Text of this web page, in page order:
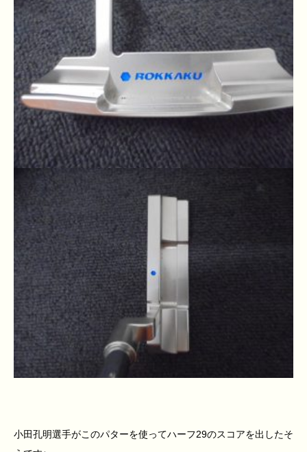
小田孔明選手がこのパターを使ってハーフ29のスコアを出したそ